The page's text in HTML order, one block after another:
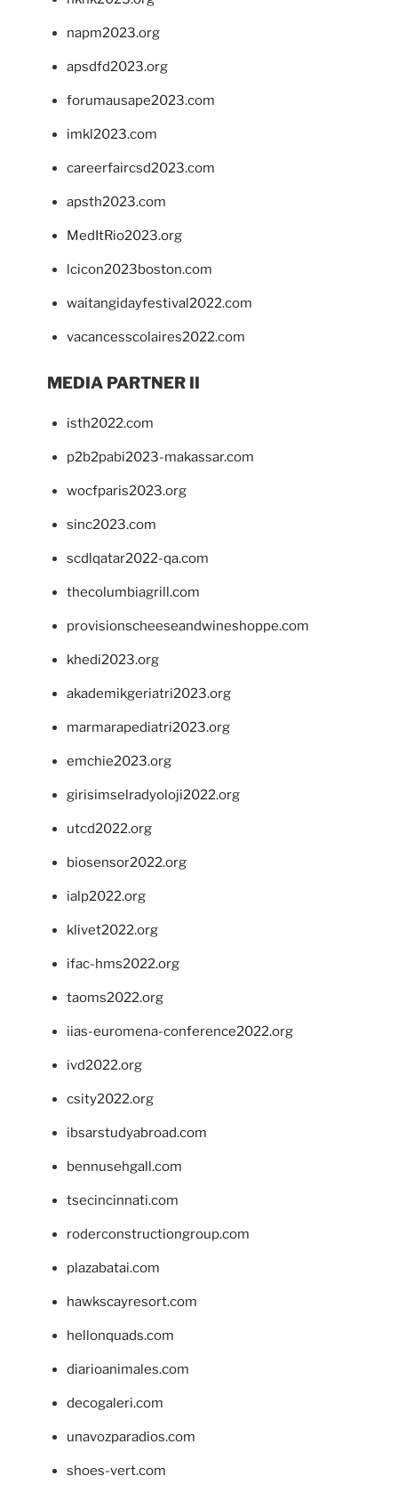
napm2023.org
apsdfd2023.org
forumausape2023.com
imkl2023.com
careerfaircsd2023.com
apsth2023.com
MedItRio2023.org
lcicon2023boston.com
waitangidayfestival2022.com
vacancesscolaires2022.com
MEDIA PARTNER II
isth2022.com
p2b2pabi2023-makassar.com
wocfparis2023.org
sinc2023.com
scdlqatar2022-qa.com
thecolumbiagrill.com
provisionscheeseandwineshoppe.com
khedi2023.org
akademikgeriatri2023.org
marmarapediatri2023.org
emchie2023.org
girisimselradyoloji2022.org
utcd2022.org
biosensor2022.org
ialp2022.org
klivet2022.org
ifac-hms2022.org
taoms2022.org
iias-euromena-conference2022.org
ivd2022.org
csity2022.org
ibsarstudyabroad.com
bennusehgall.com
tsecincinnati.com
roderconstructiongroup.com
plazabatai.com
hawkscayresort.com
hellonquads.com
diarioanimales.com
decogaleri.com
unavozparadios.com
shoes-vert.com